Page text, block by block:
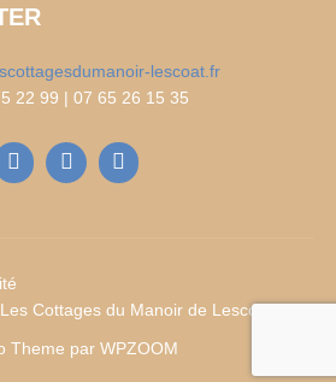
lescoat.fr
22 99 | 07 65 26 15 35
Cottages du Manoir de Lescoat
Theme par WPZOOM